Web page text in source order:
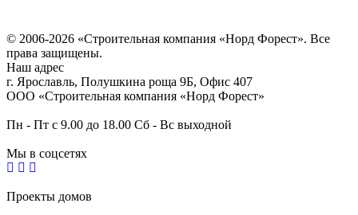
© 2006-2026 «Строительная компания «Норд Форест». Все
права защищены.
Наш адрес
г. Ярославль, Полушкина роща 9Б, Офис 407
ООО «Строительная компания «Норд Форест»
Пн - Пт с 9.00 до 18.00 Сб - Вс выходной
Мы в соцсетях
Проекты домов